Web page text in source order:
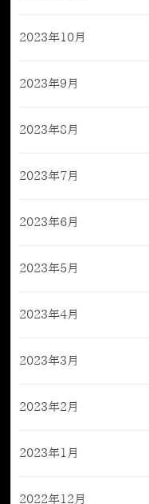
2023年10月
2023年9月
2023年8月
2023年7月
2023年6月
2023年5月
2023年4月
2023年3月
2023年2月
2023年1月
2022年12月